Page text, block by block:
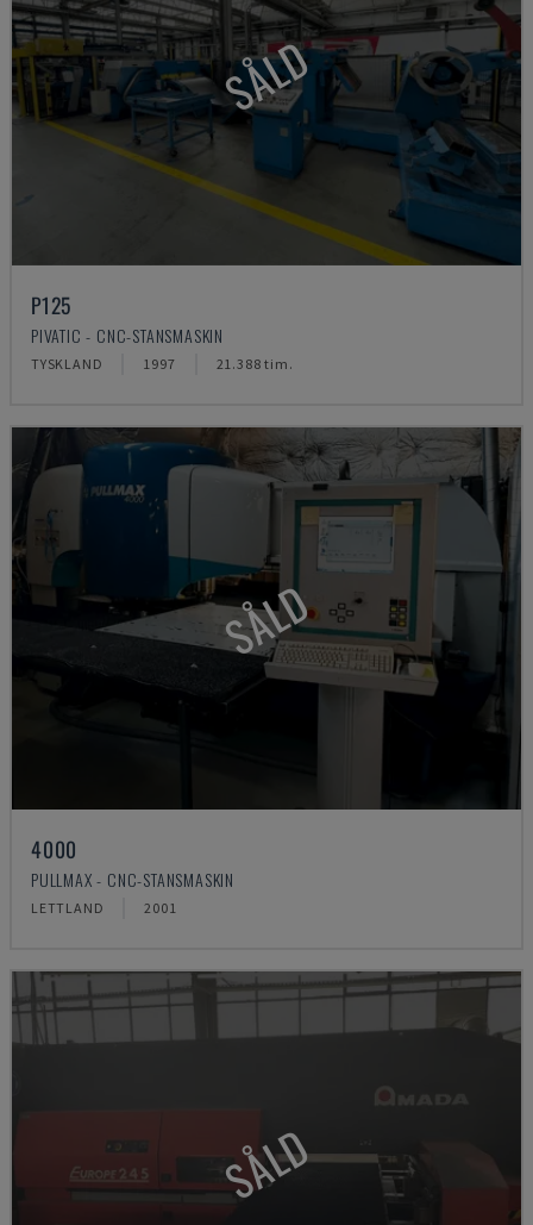
SÅLD
P125
PIVATIC - CNC-STANSMASKIN
TYSKLAND 1997 21.388 tim.
SÅLD
4000
PULLMAX - CNC-STANSMASKIN
LETTLAND 2001
SÅLD